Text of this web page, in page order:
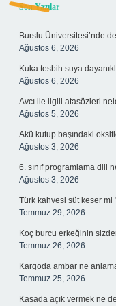
Sidebar
Son Yazılar
Burslu Üniversitesi’nde
Ağustos 6, 2026
Kuka tesbih suya
Ağustos 6, 2026
Avcı ile ilgili atasözleri
Ağustos 5, 2026
Akü kutup başındaki
Ağustos 3, 2026
6. sınıf programlama dili
Ağustos 3, 2026
Türk kahvesi süt keser mi
Temmuz 29, 2026
Koç burcu erkeğinin
Temmuz 26, 2026
Kargoda ambar ne
Temmuz 25, 2026
Kasada açık vermek ne